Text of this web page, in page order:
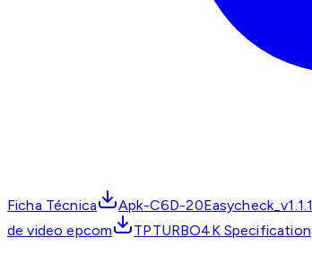
Ficha Técnica Apk-C6D-20Easycheck_v1.1.1
de video epcom
TPTURBO4K Specification